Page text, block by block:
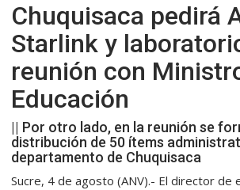
Chuquisaca pedirá
Starlink y
reunión con
Educación
|| Por otro lado, en la reunión se
distribución de 50 ítems
departamento de Chuquisaca
Sucre, 4 de agosto (ANV).- El director de